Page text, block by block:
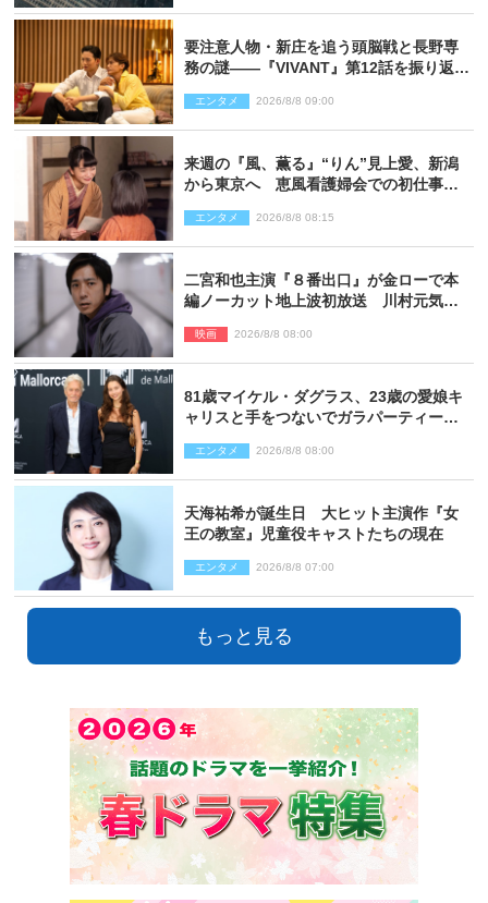
要注意人物・新庄を追う頭脳戦と長野専
務の謎――『VIVANT』第12話を振り返
エンタメ 2026/8/8 09:00
来週の『風、薫る』“りん”見上愛、新潟
から東京へ 恵風看護婦会での初仕事に
エンタメ 2026/8/8 08:15
二宮和也主演『８番出口』が金ローで本
編ノーカット地上波初放送 川村元気監
映画 2026/8/8 08:00
81歳マイケル・ダグラス、23歳の愛娘キ
ャリスと手をつないでガラパーティーに
エンタメ 2026/8/8 08:00
天海祐希が誕生日 大ヒット主演作『女
王の教室』児童役キャストたちの現在
エンタメ 2026/8/8 07:00
もっと見る